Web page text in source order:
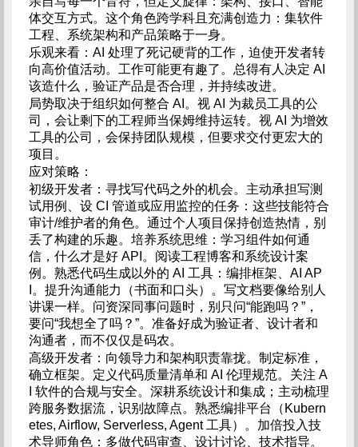
体交互方式。这个角色跨学科且充满创造力：集软件
工程、系统架构和产品策略于一身。
乐观来看：AI 处理了死记硬背的工作，迫使开发者转
向高价值活动。工作可能更有趣了。总得有人决定 AI
该造什么，验证产品是否合理，并持续改进。
局势取决于组织如何整合 AI。视 AI 为裁员工具的公
司，会让剩下的工程师当保姆维持运转。视 AI 为增效
工具的公司，会保持团队规模，但要求交付更宏大的
项目。
应对策略：
初级开发者：寻找写代码之外的机会。主动承担写测
试用例、设 CI 管道或应用监控的任务：这些技能符合
审计/维护者的角色。通过个人项目保持创造热情，别
丢了构建的乐趣。培养系统思维：学习组件如何通
信，什么才是好 API。阅读工程博客和系统设计案
例。熟悉代码生成以外的 AI 工具：编排框架、AI AP
I。提升沟通能力（书面和口头）。写文档要像给别人
讲课一样。问资深同事问题时，别只问“能跑吗？”，
要问“我想全了吗？”。准备好成为验证者、设计者和
沟通者，而不仅仅是码农。
高级开发者：向领导力和架构职责靠拢。制定标准，
确立框架。定义代码质量清单和 AI 伦理规范。关注 A
I 软件的合规与安全。深耕系统设计和集成；主动梳理
跨服务数据流，识别故障点。熟悉编排平台（Kubern
etes, Airflow, Serverless, Agent 工具）。加倍投入技
术导师角色：多做代码审查、设计讨论、技术指导。